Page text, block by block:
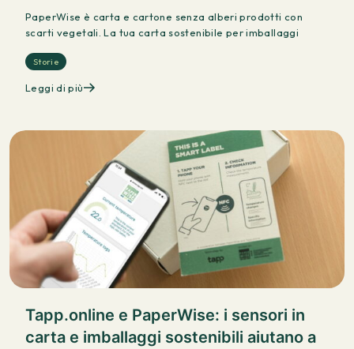
PaperWise è carta e cartone senza alberi prodotti con
scarti vegetali. La tua carta sostenibile per imballaggi
Storie
Leggi di più
Tapp.online e PaperWise: i sensori in
carta e imballaggi sostenibili aiutano a